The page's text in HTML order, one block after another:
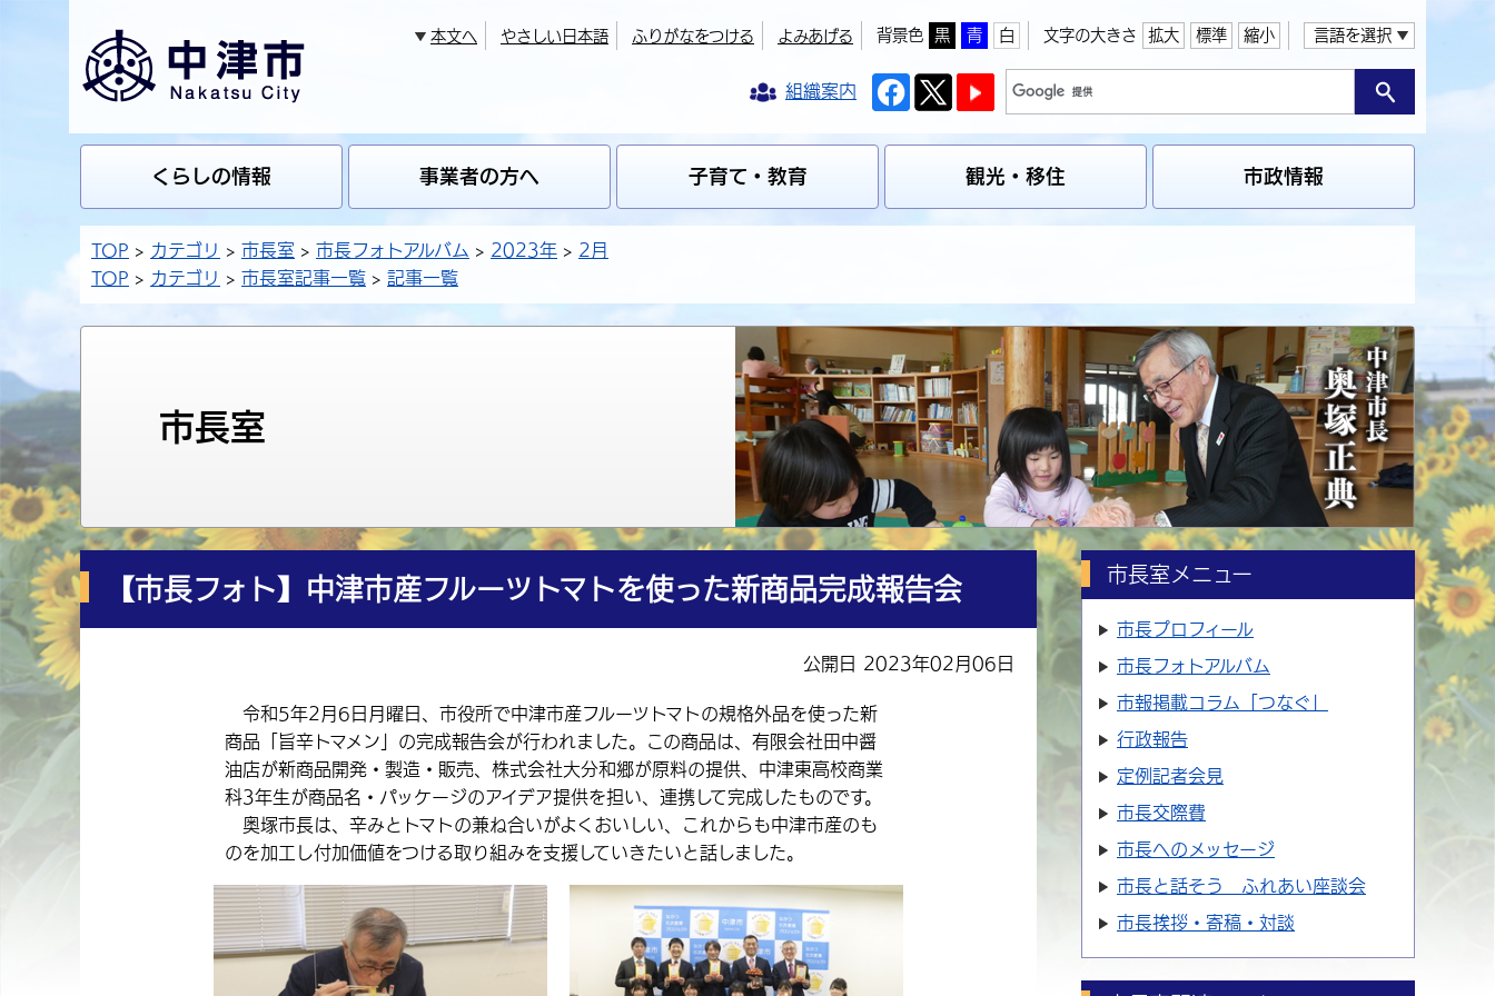
本文へ やさしい日本語 ふりがなをつける よみあげる 背景色 黒 青 白 文字の大きさ 拡大 標準 縮小 言語を選択
組織案内
くらしの情報 事業者の方へ 子育て・教育 観光・移住 市政情報
TOP カテゴリ 市長室 市長フォトアルバム 2023年
2月
TOP
カテゴリ 市長室記事一覧 記事一覧
市長室
【市長フォト】中津市産フルーツトマトを使った新商品完成報告会
公開日 2023年02月06日
令和5年2月6日月曜日、市役所で中津市産フルーツトマトの規格外品を使った新
商品「旨辛トマメン」の完成報告会が行われました。この商品は、有限会社田中醤
油店が新商品開発・製造・販売、株式会社大分和郷が原料の提供、中津東高校商業
科3年生が商品名・パッケージのアイデア提供を担い、連携して完成したものです。
奥塚市長は、辛みとトマトの兼ね合いがよくおいしい、これからも中津市産のも
のを加工し付加価値をつける取り組みを支援していきたいと話しました。
市長室メニュー
市長プロフィール
市長フォトアルバム
市報掲載コラム「つなぐ」
行政報告
定例記者会見
市長交際費
市長へのメッセージ
市長と話そう ふれあい座談会
市長挨拶・寄稿・対談